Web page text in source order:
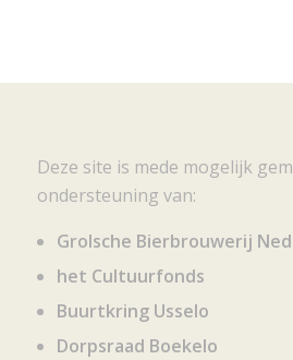
Deze site is mede mogelijk
ondersteuning van:
Grolsche Bierbrouwerij
het Cultuurfonds
Buurtkring Usselo
Dorpsraad Boekelo